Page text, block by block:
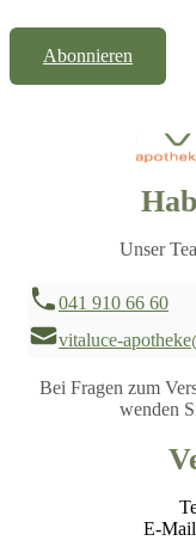
Abonnieren
Unser
041 910 66 60
vitaluce-
Bei Fragen zum
wenden
E-